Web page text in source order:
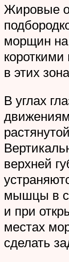
Жировые
морщин на
в этих
В углах
верхней
мышцы в
и при
местах
сделать